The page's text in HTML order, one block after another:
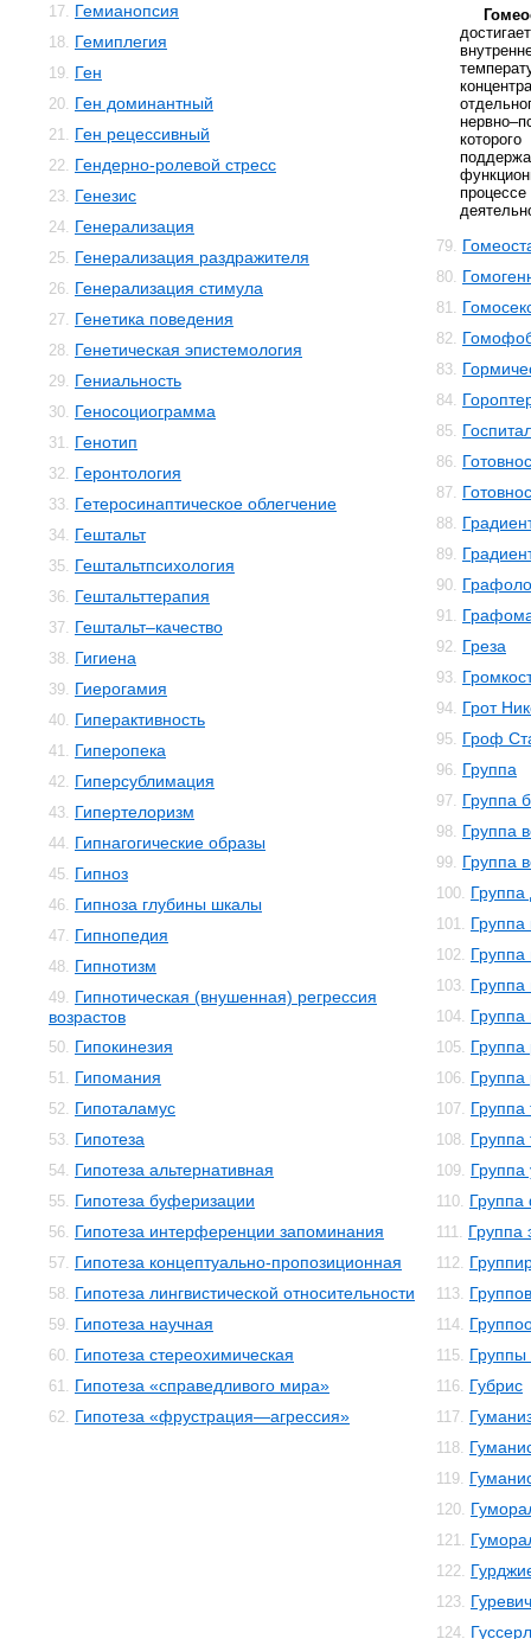
17. Гемианопсия
18. Гемиплегия
19. Ген
20. Ген доминантный
21. Ген рецессивный
22. Гендерно-ролевой стресс
23. Генезис
24. Генерализация
25. Генерализация раздражителя
26. Генерализация стимула
27. Генетика поведения
28. Генетическая эпистемология
29. Гениальность
30. Геносоциограмма
31. Генотип
32. Геронтология
33. Гетеросинаптическое облегчение
34. Гештальт
35. Гештальтпсихология
36. Гештальттерапия
37. Гештальт–качество
38. Гигиена
39. Гиерогамия
40. Гиперактивность
41. Гиперопека
42. Гиперсублимация
43. Гипертелоризм
44. Гипнагогические образы
45. Гипноз
46. Гипноза глубины шкалы
47. Гипнопедия
48. Гипнотизм
49. Гипнотическая (внушенная) регрессия
возрастов
50. Гипокинезия
51. Гипомания
52. Гипоталамус
53. Гипотеза
54. Гипотеза альтернативная
55. Гипотеза буферизации
56. Гипотеза интерференции запоминания
57. Гипотеза концептуально-пропозиционная
58. Гипотеза лингвистической относительности
59. Гипотеза научная
60. Гипотеза стереохимическая
61. Гипотеза «справедливого мира»
62. Гипотеза «фрустрация—агрессия»
79.
80.
81.
82.
83.
84.
85.
86.
87.
88.
89.
90.
91.
92. Греза
93.
94. Грот
95. Гроф
96. Группа
97. Группа
98. Группа
99. Группа
100.
101. Группа
102.
103.
104.
105. Группа
106.
107. Группа
108. Группа
109. Группа
110.
111. Группа
112.
113.
114.
115. Группы
116. Губрис
117.
118.
119.
120.
121.
122.
123.
124.